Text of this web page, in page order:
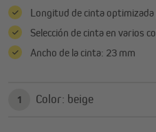
Longitud de cinta
Selección de cinta en varios
Ancho de la cinta: 23 mm
1 Color: beige